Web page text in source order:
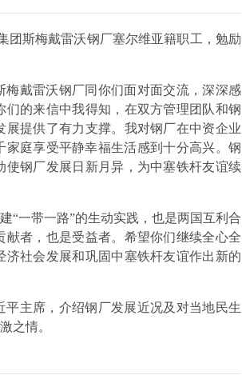
团斯梅戴雷沃钢厂塞尔维亚籍职工，勉励
梅戴雷沃钢厂同你们面对面交流，深深感
的来信中我得知，在双方管理团队和钢
提供了有力支撑。我对钢厂在中资企业
庭享受平静幸福生活感到十分高兴。钢
钢厂发展日新月异，为中塞铁杆友谊续
“一带一路”的生动实践，也是两国互利合
者，也是受益者。希望你们继续全心全
社会发展和巩固中塞铁杆友谊作出新的
主席，介绍钢厂发展近况及对当地民生
之情。